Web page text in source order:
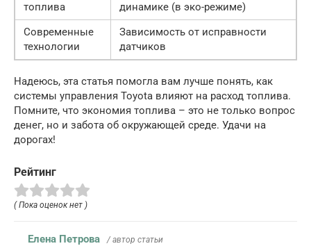
топлива
динамике (в эко-режиме)
Современные
технологии
Зависимость от исправности
датчиков
Надеюсь, эта статья помогла вам лучше понять, как
системы управления Toyota влияют на расход топлива.
Помните, что экономия топлива – это не только вопрос
денег, но и забота об окружающей среде. Удачи на
дорогах!
Рейтинг
( Пока оценок нет )
Елена Петрова / автор статьи